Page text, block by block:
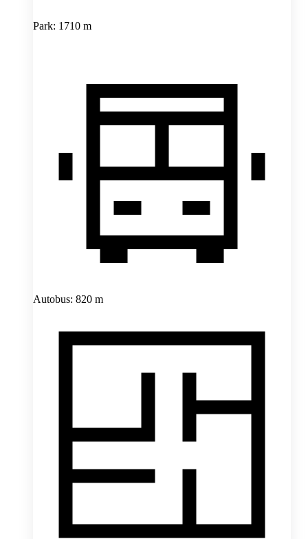
Park: 1710 m
Autobus: 820 m